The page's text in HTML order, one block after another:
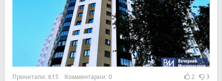
Прочитали: 615 Комментарии: 0 2 3